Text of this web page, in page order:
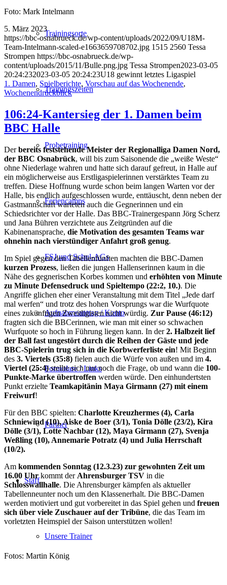
Trainingsorte
Trainingszeiten
Probetraining
Feriencamps
FSJ und Schul-AGs
Aufnahmeantrag / Konto
Formulare / Links
Partner
Staff
Unsere Trainer
Foto: Mark Intelmann
5. März 2023
https://bbc-osnabrueck.de/wp-content/uploads/2022/09/U18M-
Team-Intelmann-scaled-e1663659708702.jpg 1515 2560 Tessa
Strompen https://bbc-osnabrueck.de/wp-
content/uploads/2015/11/Bulle.png.jpg Tessa Strompen2023-03-05
20:24:232023-03-05 20:24:23U18 gewinnt letztes Ligaspiel
1. Damen, Spielberichte, Vorschau auf das Wochenende,
Wochenendrückblick
106:24-Kantersieg der 1. Damen beim
BBC Halle
Derbereits feststehende Meister der Regionalliga Damen Nord,
der BBC Osnabrück, will bis zum Saisonende die „weiße Weste“
ohne Niederlage wahren und hatte sich darauf gefreut, in Halle auf
ein möglicherweise aus Erstligaspielerinnen verstärktes Team zu
treffen. Diese Hoffnung wurde schon beim langen Warten vor der
Halle, bis endlich aufgeschlossen wurde, enttäuscht, denn neben der
Gastmannschaft warteten auch die Gegnerinnen und ein
Schiedsrichter vor der Halle. Das BBC-Trainergespann Jörg Scherz
und Jana Bühren verzichtete aus Zeitgründen auf die
Kabinenansprache, die Motivation des gesamten Teams war
ohnehin nach vierstündiger Anfahrt groß genug.
Im Spiel gegen den Tabellenfünften machten die BBC-Damen
kurzen Prozess, ließen die jungen Hallenserinnen kaum in die
Nähe des gegnerischen Korbes kommen und erhöhten von Minute
zu Minute Defensedruck und Spieltempo (22:2, 10.). Die
Angriffe glichen eher einer Veranstaltung mit dem Titel „Jede darf
mal werfen“ und trotz des hohen Vorsprungs war die Wurfquote
eines zukünftigen Zweitligisten nicht würdig. Zur Pause (46:12)
fragten sich die BBCerinnen, wie man mit einer so schwachen
Wurfquote so hoch in Führung liegen kann. In der2. Halbzeit lief
der Ball fast ungestört durch die Reihen der Gäste und jede
BBC-Spielerin trug sich in die Korbwerferliste ein! Mit Beginn
des 3. Viertels (35:8) fielen auch die Würfe von außen und im 4.
Viertel (25:4)stellte sich nur noch die Frage, ob und wann die 100-
Punkte-Marke übertroffen werden würde. Den einhundertsten
Punkt erzielte Teamkapitänin Maya Girmann (27) mit einem
Freiwurf!
Für den BBC spielten: Charlotte Kreuzhermes (4), Carla
Schniewind (10), Aiske de Boer (3/1), Tonia Dölle (23/2), Kira
Dölle (3/1), Lotte Nachbar (12), Maya Girmann (27), Svenja
Weßling (10), Annemarie Potratz (4) und Julia Herrschaft
(10/2).
Am kommenden Sonntag (12.3.23) zur gewohnten Zeit um
16.00 Uhrkommt der Ahrensburger TSV in die
Schlosswallhalle. Die Ahrensburger kämpfen als aktueller
Tabellenneunter noch um den Klassenerhalt. Die BBC-Damen
werden motiviert und gut vorbereitet in das Spiel gehen und freuen
sich über viele Zuschauer auf der Tribüne, die das Team im
vorletzten Heimspiel der Saison unterstützen wollen!
Fotos: Martin König